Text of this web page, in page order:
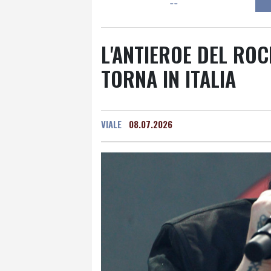
--
L'ANTIEROE DEL
TORNA IN ITALIA
VIALE 08.07.2026